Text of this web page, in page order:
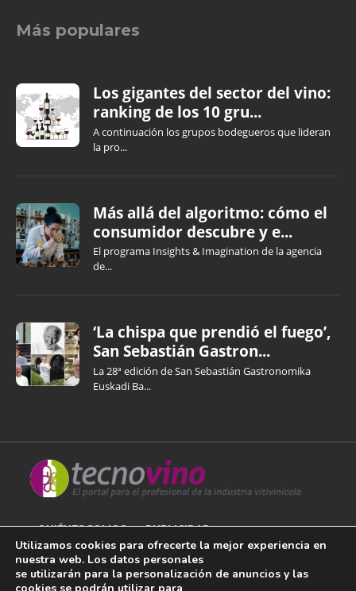
Más populares
Los gigantes del sector del vino:
ranking de los 10 gru...
A continuación los grupos bodegueros que lideran
la pro...
Más allá del algoritmo: cómo el
consumidor descubre y e...
El programa Insights & Imagination de la agencia
de...
‘La chispa que prendió el fuego’,
San Sebastián Gastron...
La 28ª edición de San Sebastián Gastronomika
Euskadi Ba...
QUIÉNES SOMOS PUBLICIDAD
AVISO LEGAL
Utilizamos cookies para ofrecerte la mejor experiencia en
nuestra web. Los datos personales
se utilizarán para la personalización de anuncios y las